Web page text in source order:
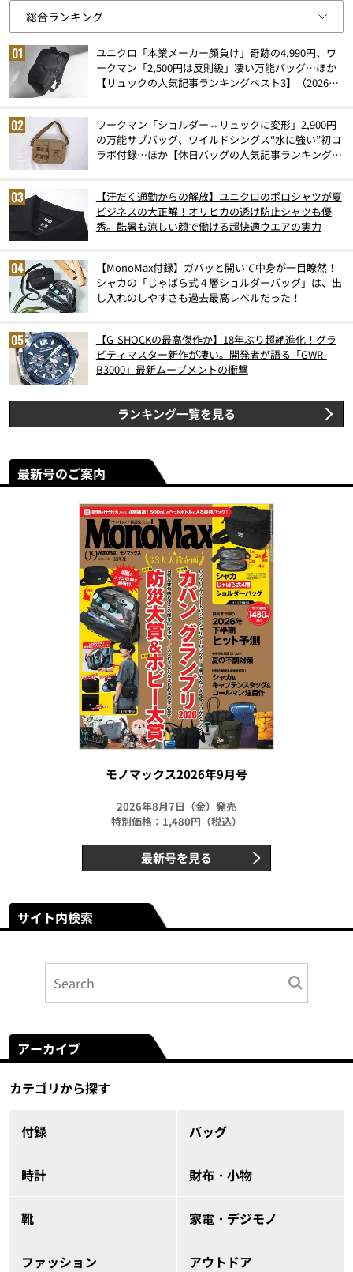
ユニクロ「本業メーカー顔負け」奇跡の4,990円、ワ
ークマン「2,500円は反則級」凄い万能バッグ…ほか
【リュックの人気記事ランキングベスト3】（2026年
ワークマン「ショルダー⇔リュックに変形」2,900円
の万能サブバッグ、ワイルドシングス“水に強い”初コ
ラボ付録…ほか【休日バッグの人気記事ランキングベ
【汗だく通勤からの解放】ユニクロのポロシャツが夏
ビジネスの大正解！オリヒカの透け防止シャツも優
秀。酷暑も涼しい顔で働ける超快適ウエアの実力
【MonoMax付録】ガバッと開いて中身が一目瞭然！
シャカの「じゃばら式４層ショルダーバッグ」は、出
し入れのしやすさも過去最高レベルだった！
【G-SHOCKの最高傑作か】18年ぶり超絶進化！グラ
ビティマスター新作が凄い。開発者が語る「GWR-
B3000」最新ムーブメントの衝撃
ランキング一覧を見る
最新号のご案内
モノマックス2026年9月号
2026年8月7日（金）発売
特別価格：1,480円（税込）
最新号を見る
サイト内検索
アーカイブ
カテゴリから探す
付録 バッグ
時計 財布・小物
靴 家電・デジモノ
ファッション アウトドア